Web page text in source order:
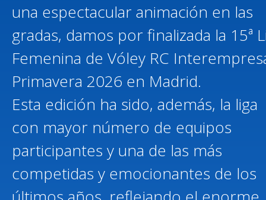
una espectacular animación en las
gradas, damos por finalizada la 15ª
Femenina de Vóley RC
Primavera 2026 en Madrid.
Esta edición ha sido, además, la liga
con mayor número de equipos
participantes y una de las más
competidas y emocionantes de los